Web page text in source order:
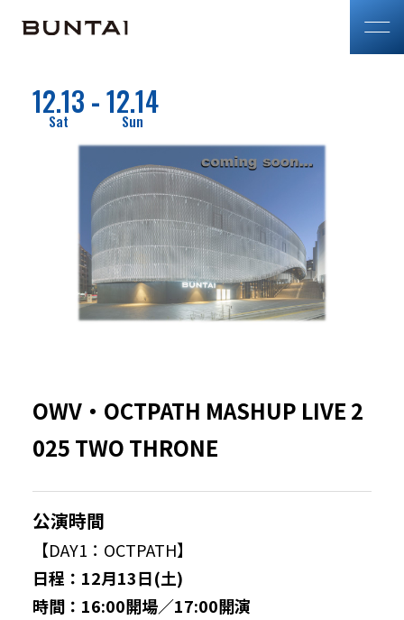
12.13 -12.14
OWV・OCTPATH MASHUP LIVE 2
025 TWO THRONE
公演時間
【DAY1：OCTPATH】
日程：12月13日(土)
時間：16:00開場／17:00開演